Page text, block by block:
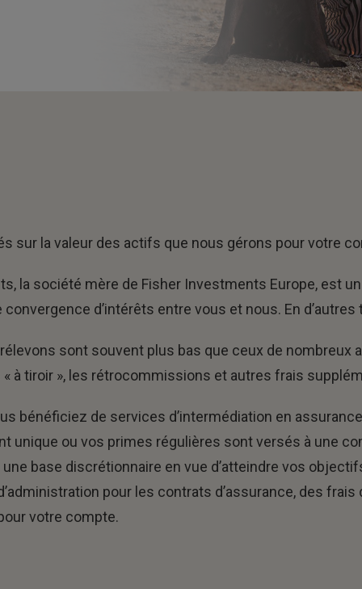
sur la valeur des actifs que nous gérons pour votre
la société mère de Fisher Investments Europe, est
d’intérêts entre vous et nous. En
sont souvent plus bas que ceux de
à tiroir », les rétrocommissions et autres frais
bénéficiez de services d’intermédiation en
ou vos primes régulières sont versés à une
base discrétionnaire en vue d’atteindre vos
pour les contrats d’assurance, des
votre compte.